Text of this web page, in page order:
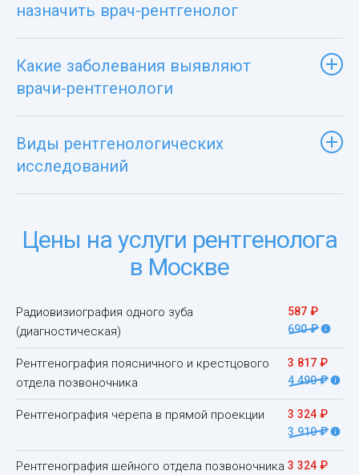
назначить врач-рентгенолог
Какие заболевания выявляют
врачи-рентгенологи
Виды рентгенологических
исследований
Цены на услуги рентгенолога
в Москве
Радиовизиография одного зуба
(диагностическая)
587 ₽
690 ₽
Рентгенография поясничного и крестцового
отдела позвоночника
3 817 ₽
4 490 ₽
Рентгенография черепа в прямой проекции
3 324 ₽
3 910 ₽
Рентгенография шейного отдела позвоночника 3 324 ₽